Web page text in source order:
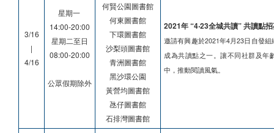
3/16
|
4/16
星期一
14:00-20:00
星期二至日
08:00-20:00
公眾假期除外
何賢公園圖書館
何東圖書館
下環圖書館
沙梨頭圖書館
青洲圖書館
黑沙環公園
黃營均圖書館
氹仔圖書館
石排灣圖書館
2021年 “4‧23全城共讀” 共讀點
邀請有興趣於2021年4月23日自發
成為共讀點之一。讓不同社群及年
中，推動閱讀風氣。